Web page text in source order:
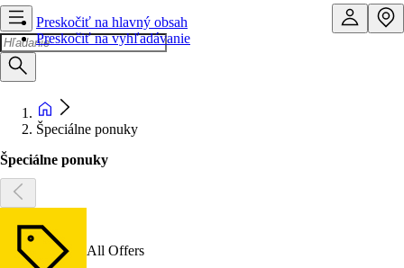
Preskočiť na hlavný obsah
Preskočiť na vyhľadávanie
Špeciálne ponuky
Špeciálne ponuky
All Offers